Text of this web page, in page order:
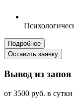
Подробнее
Оставить заявку
Вывод из запоя
от 3500 руб. в сутки